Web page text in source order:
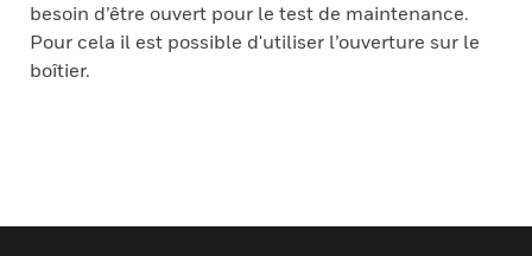
besoin d’être ouvert pour le test de maintenance.
Pour cela il est possible d'utiliser l’ouverture sur le
boîtier.